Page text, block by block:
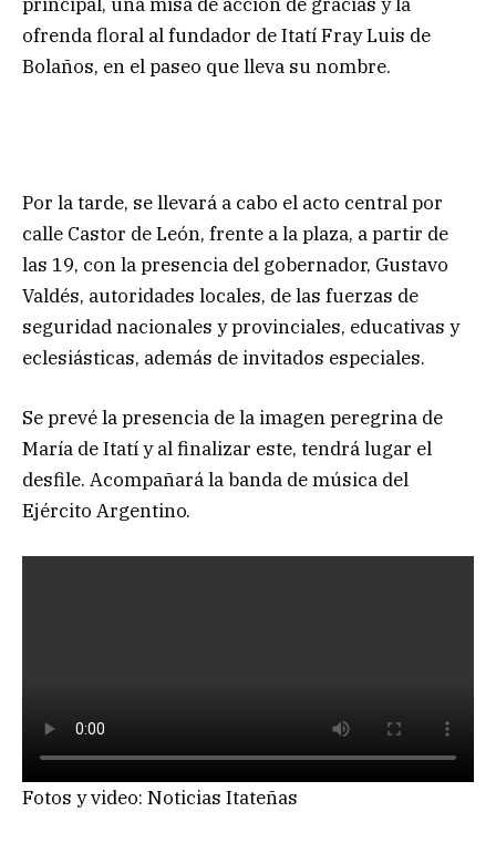
ofrenda floral al fundador de Itatí Fray Luis de
Bolaños, en el paseo que lleva su nombre.
Por la tarde, se llevará a cabo el acto central por
calle Castor de León, frente a la plaza, a partir de
las 19, con la presencia del gobernador, Gustavo
Valdés, autoridades locales, de las fuerzas de
seguridad nacionales y provinciales, educativas y
eclesiásticas, además de invitados especiales.
Se prevé la presencia de la imagen peregrina de
María de Itatí y al finalizar este, tendrá lugar el
desfile. Acompañará la banda de música del
Ejército Argentino.
Fotos y video: Noticias Itateñas